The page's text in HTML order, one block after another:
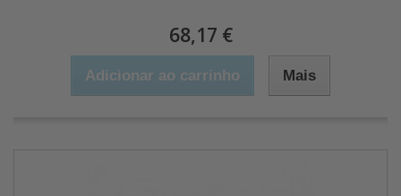
68,17 €
Adicionar ao carrinho Mais